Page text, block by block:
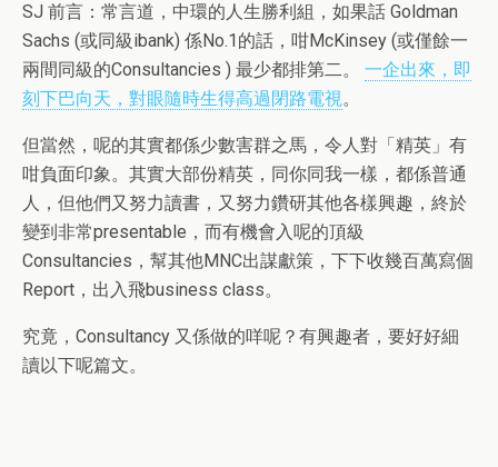
SJ 前言：常言道，中環的人生勝利組，如果話 Goldman
Sachs (或同級ibank) 係No.1的話，咁McKinsey (或僅餘一
兩間同級的Consultancies ) 最少都排第二。 一企出來，即
刻下巴向天，對眼隨時生得高過閉路電視。
但當然，呢的其實都係少數害群之馬，令人對「精英」有
咁負面印象。其實大部份精英，同你同我一樣，都係普通
人，但他們又努力讀書，又努力鑽研其他各樣興趣，終於
變到非常presentable，而有機會入呢的頂級
Consultancies，幫其他MNC出謀獻策，下下收幾百萬寫個
Report，出入飛business class。
究竟，Consultancy 又係做的咩呢？有興趣者，要好好細
讀以下呢篇文。